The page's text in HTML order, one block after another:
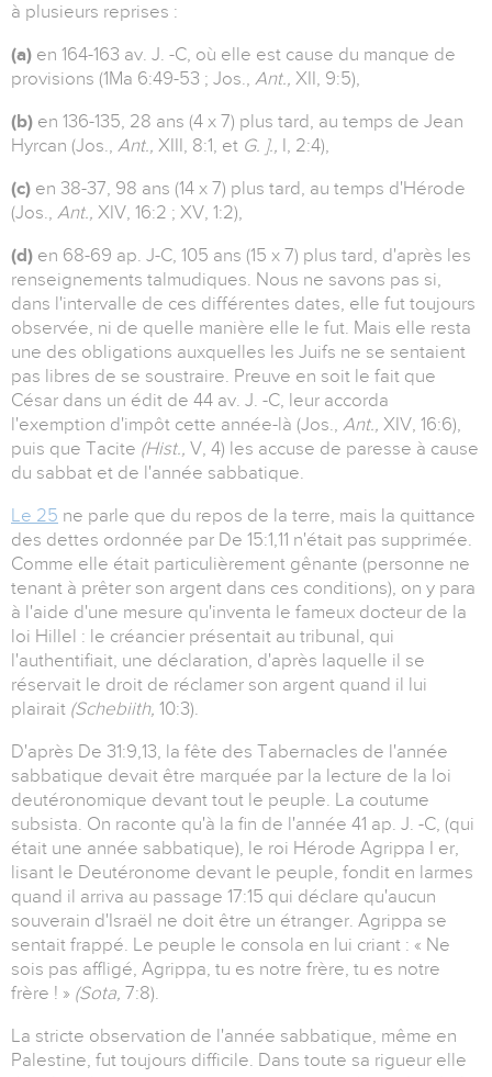
à plusieurs reprises :
(a) en 164-163 av. J. -C, où elle est cause du manque de
provisions (1Ma 6:49-53 ; Jos., Ant., XII, 9:5),
(b) en 136-135, 28 ans (4 x 7) plus tard, au temps de Jean
Hyrcan (Jos., Ant., XIII, 8:1, et G. ]., I, 2:4),
(c) en 38-37, 98 ans (14 x 7) plus tard, au temps d'Hérode
(Jos., Ant., XIV, 16:2 ; XV, 1:2),
(d) en 68-69 ap. J-C, 105 ans (15 x 7) plus tard, d'après les
renseignements talmudiques. Nous ne savons pas si,
dans l'intervalle de ces différentes dates, elle fut toujours
observée, ni de quelle manière elle le fut. Mais elle resta
une des obligations auxquelles les Juifs ne se sentaient
pas libres de se soustraire. Preuve en soit le fait que
César dans un édit de 44 av. J. -C, leur accorda
l'exemption d'impôt cette année-là (Jos., Ant., XIV, 16:6),
puis que Tacite (Hist., V, 4) les accuse de paresse à cause
du sabbat et de l'année sabbatique.
Le 25 ne parle que du repos de la terre, mais la quittance
des dettes ordonnée par De 15:1,11 n'était pas supprimée.
Comme elle était particulièrement gênante (personne ne
tenant à prêter son argent dans ces conditions), on y para
à l'aide d'une mesure qu'inventa le fameux docteur de la
loi Hillel : le créancier présentait au tribunal, qui
l'authentifiait, une déclaration, d'après laquelle il se
réservait le droit de réclamer son argent quand il lui
plairait (Schebiith, 10:3).
D'après De 31:9,13, la fête des Tabernacles de l'année
sabbatique devait être marquée par la lecture de la loi
deutéronomique devant tout le peuple. La coutume
subsista. On raconte qu'à la fin de l'année 41 ap. J. -C, (qui
était une année sabbatique), le roi Hérode Agrippa I er,
lisant le Deutéronome devant le peuple, fondit en larmes
quand il arriva au passage 17:15 qui déclare qu'aucun
souverain d'Israël ne doit être un étranger. Agrippa se
sentait frappé. Le peuple le consola en lui criant : « Ne
sois pas affligé, Agrippa, tu es notre frère, tu es notre
frère ! » (Sota, 7:8).
La stricte observation de l'année sabbatique, même en
Palestine, fut toujours difficile. Dans toute sa rigueur elle